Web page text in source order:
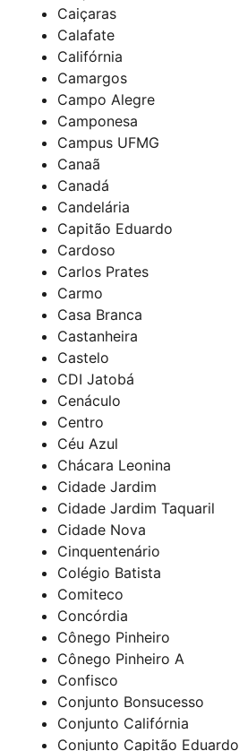
Caiçaras
Calafate
Califórnia
Camargos
Campo Alegre
Camponesa
Campus UFMG
Canaã
Canadá
Candelária
Capitão Eduardo
Cardoso
Carlos Prates
Carmo
Casa Branca
Castanheira
Castelo
CDI Jatobá
Cenáculo
Centro
Céu Azul
Chácara Leonina
Cidade Jardim
Cidade Jardim Taquaril
Cidade Nova
Cinquentenário
Colégio Batista
Comiteco
Concórdia
Cônego Pinheiro
Cônego Pinheiro A
Confisco
Conjunto Bonsucesso
Conjunto Califórnia
Conjunto Capitão Eduardo